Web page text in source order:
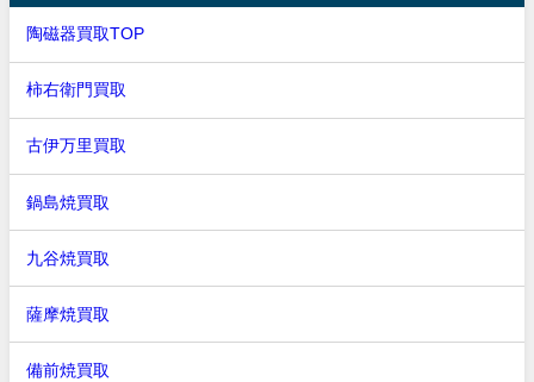
陶磁器買取TOP
柿右衛門買取
古伊万里買取
鍋島焼買取
九谷焼買取
薩摩焼買取
備前焼買取